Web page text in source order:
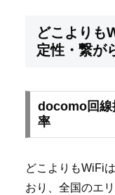
どこよりも
定性・繋が
docomo回線
率
どこよりもWiFi
おり、全国のエ